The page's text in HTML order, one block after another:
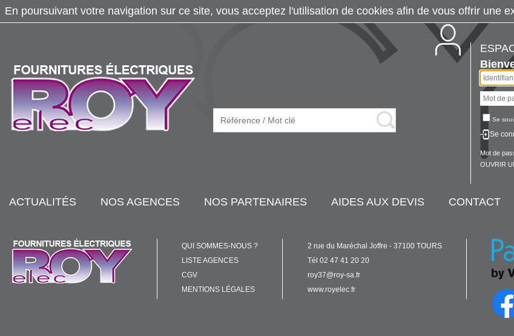
Se
Se
Mot de
OUVRIR
ACTUALITÉS NOS AGENCES NOS PARTENAIRES AIDES AUX DEVIS CONTACT
QUI SOMMES-NOUS ?
LISTE AGENCES
CGV
MENTIONS LÉGALES
2 rue du Maréchal Joffre - 37100 TOURS
Tél 02 47 41 20 20
roy37@roy-sa.fr
www.royelec.fr
En poursuivant votre navigation sur ce site, vous acceptez l'utilisation de cookies afin de vous offrir